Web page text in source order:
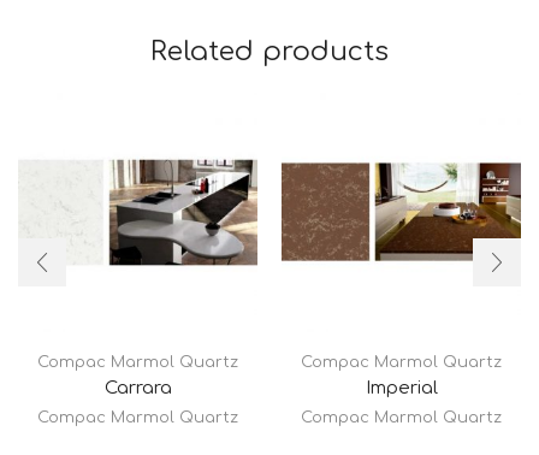
Related products
Compac Marmol Quartz
Carrara
Compac Marmol Quartz
Compac Marmol Quartz
Imperial
Compac Marmol Quartz